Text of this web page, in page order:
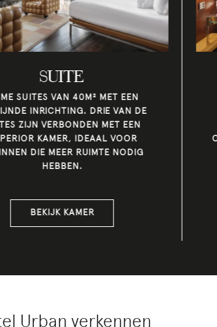
SUITE
SUITES VAN 40M² MET EEN
INRICHTING. DRIE VAN DE
ZIJN VERBONDEN MET EEN
KAMER, IDEAAL VOOR
DIE MEER RUIMTE NODIG
HEBBEN.
BEKIJK KAMER
Urban verkennen